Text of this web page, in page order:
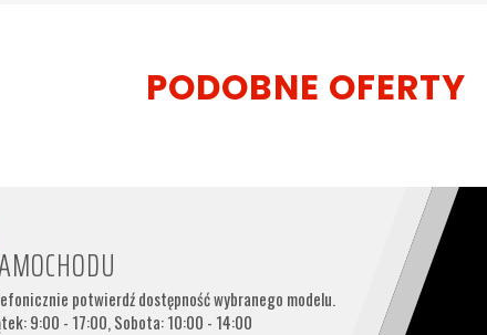
PODOBNE OFERTY
potwierdź dostępność wybranego modelu.
9:00 - 17:00, Sobota: 10:00 - 14:00